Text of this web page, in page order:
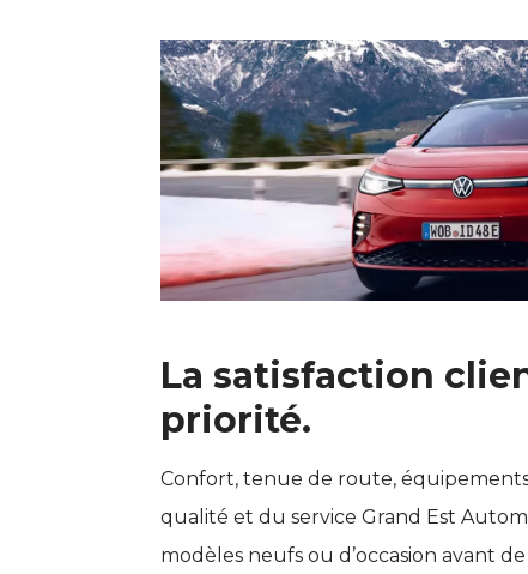
La satisfaction
priorité.
Confort, tenue de route,
qualité et du service Grand Est
modèles neufs ou d’occasion avant